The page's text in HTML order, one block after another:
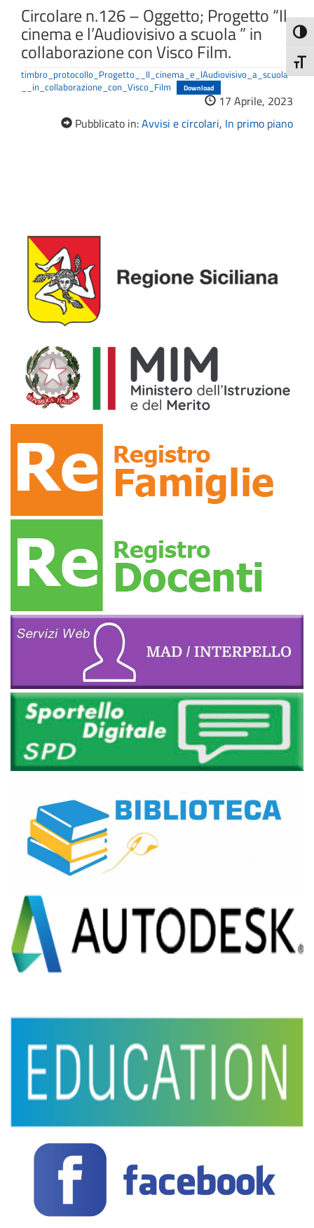
Circolare n.126 – Oggetto; Progetto “Il
cinema e l’Audiovisivo a scuola ” in
collaborazione con Visco Film.
timbro_protocollo_Progetto__Il_cinema_e_lAudiovisivo_a_scuola
__in_collaborazione_con_Visco_Film
Download
17 Aprile, 2023
Pubblicato in:Avvisi e circolari, In primo piano